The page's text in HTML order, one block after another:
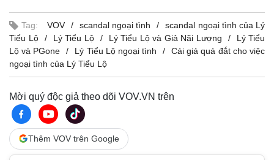
Pháp luật
Vụ án
Tin nóng
Tư vấn luật
Phân tích
Tag: VOV scandal ngoại tình
scandal ngoại tình của Lý
Tiểu Lộ
Lý Tiểu Lộ Lý Tiểu Lộ và Giả Nãi Lượng
Lý Tiểu
Lộ và PGone
Lý Tiểu Lộ ngoại tình
Cái giá quá đắt cho việc
ngoại tình của Lý Tiểu Lộ
Mời quý độc giả theo dõi VOV.VN trên
Thêm VOV trên Google